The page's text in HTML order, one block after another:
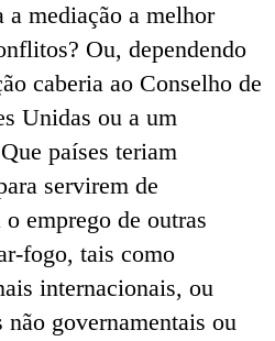
a mediação a melhor
Ou, dependendo
caberia ao Conselho de
Unidas ou a um
países teriam
servirem de
emprego de outras
fogo, tais como
internacionais, ou
não governamentais ou